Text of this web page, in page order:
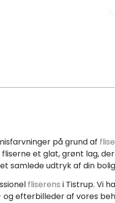
på grund af
et glat, grønt lag,
samlede udtryk af din
fliserens i Tistrup. Vi
efterbilleder af vores